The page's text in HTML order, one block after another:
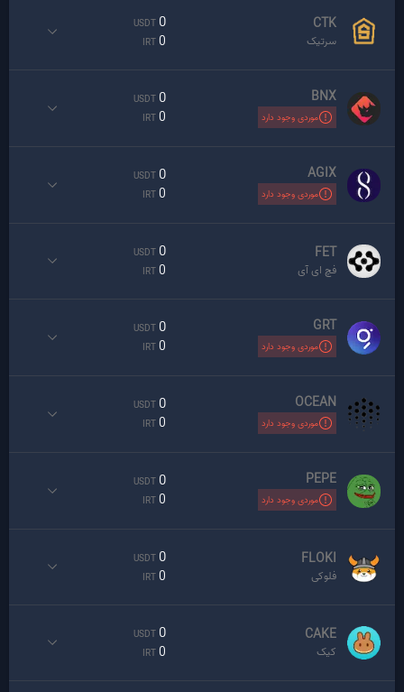
CTK
سرتیک
0
USDT
0
IRT
BNX
موردی وجود دارد
0
USDT
0
IRT
AGIX
موردی وجود دارد
0
USDT
0
IRT
FET
فچ ای آی
0
USDT
0
IRT
GRT
موردی وجود دارد
0
USDT
0
IRT
OCEAN
موردی وجود دارد
0
USDT
0
IRT
PEPE
موردی وجود دارد
0
USDT
0
IRT
FLOKI
فلوکی
0
USDT
0
IRT
CAKE
کیک
0
USDT
0
IRT